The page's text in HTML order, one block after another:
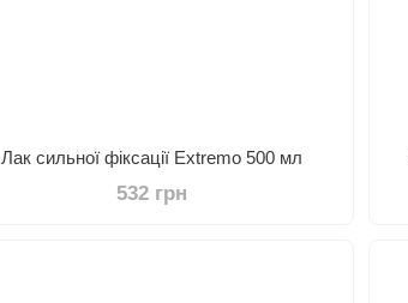
Лак сильної фіксації Extremo 500 мл
532 грн